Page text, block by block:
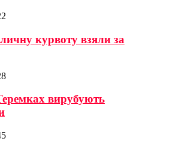
курвоту взяли за
вирубують